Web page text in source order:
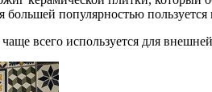
большей популярностью
всего используется для